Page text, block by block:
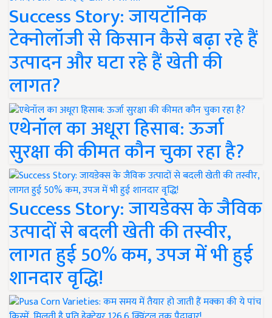
Success Story: जायटॉनिक
टेक्नोलॉजी से किसान कैसे बढ़ा रहे हैं
उत्पादन और घटा रहे हैं खेती की
लागत?
एथेनॉल का अधूरा हिसाब: ऊर्जा
सुरक्षा की कीमत कौन चुका रहा है?
Success Story: जायडेक्स के जैविक
उत्पादों से बदली खेती की तस्वीर,
लागत हुई 50% कम, उपज में भी हुई
शानदार वृद्धि!